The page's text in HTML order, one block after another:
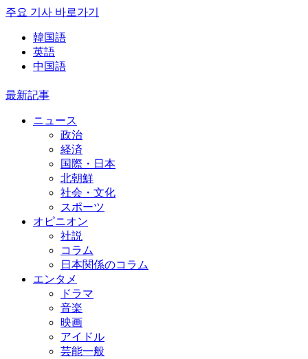
주요 기사 바로가기
韓国語
英語
中国語
最新記事
ニュース
政治
経済
国際・日本
北朝鮮
社会・文化
スポーツ
オピニオン
社説
コラム
日本関係のコラム
エンタメ
ドラマ
音楽
映画
アイドル
芸能一般